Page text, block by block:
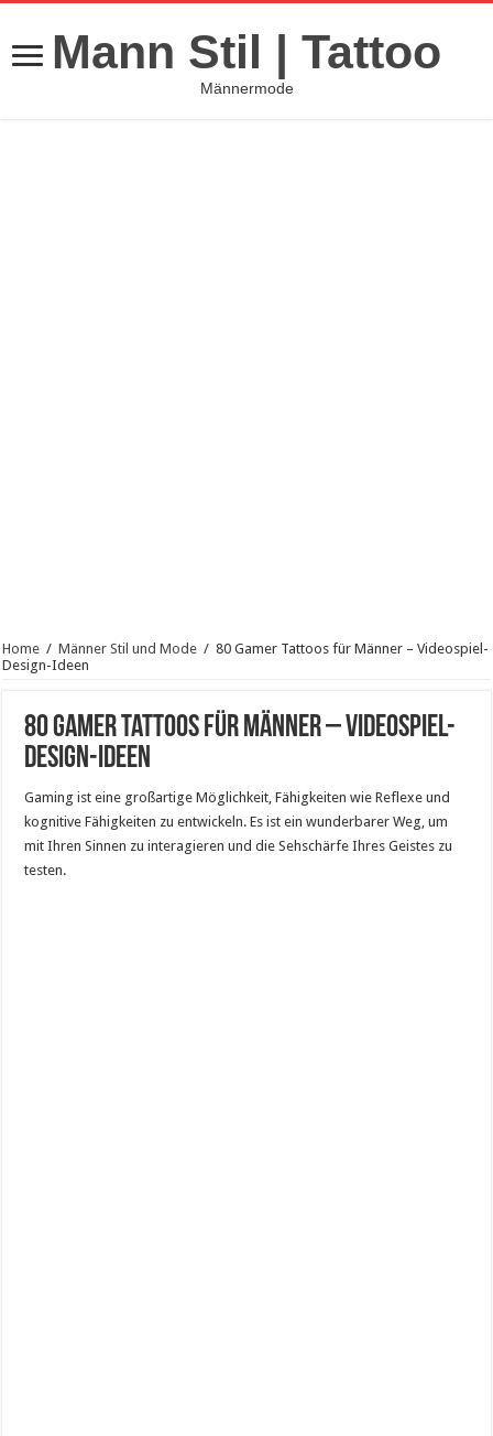
Mann Stil | Tattoo
Männermode
Home / Männer Stil und Mode / 80 Gamer Tattoos für Männer – Videospiel-
Design-Ideen
80 Gamer Tattoos für Männer – Videospiel-
Design-Ideen
Gaming ist eine großartige Möglichkeit, Fähigkeiten wie Reflexe und
kognitive Fähigkeiten zu entwickeln. Es ist ein wunderbarer Weg, um
mit Ihren Sinnen zu interagieren und die Sehschärfe Ihres Geistes zu
testen.